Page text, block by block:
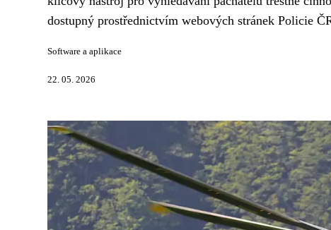
dostupný prostřednictvím webových stránek Policie
Software a aplikace
22. 05. 2026